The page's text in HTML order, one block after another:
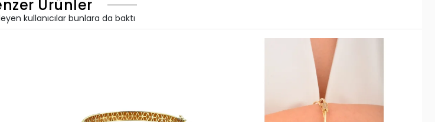
Ürünler
kullanıcılar bunlara da baktı